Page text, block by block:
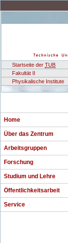
Startseite der TUB
Fakultät II
Physikalische Institute
Home
Über das Zentrum
Arbeitsgruppen
Forschung
Studium und Lehre
Öffentlichkeitsarbeit
Service